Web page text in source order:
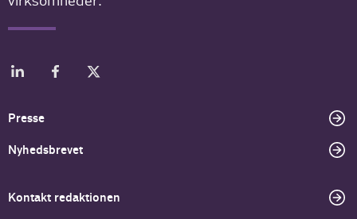
Presse
Nyhedsbrevet
Kontakt redaktionen